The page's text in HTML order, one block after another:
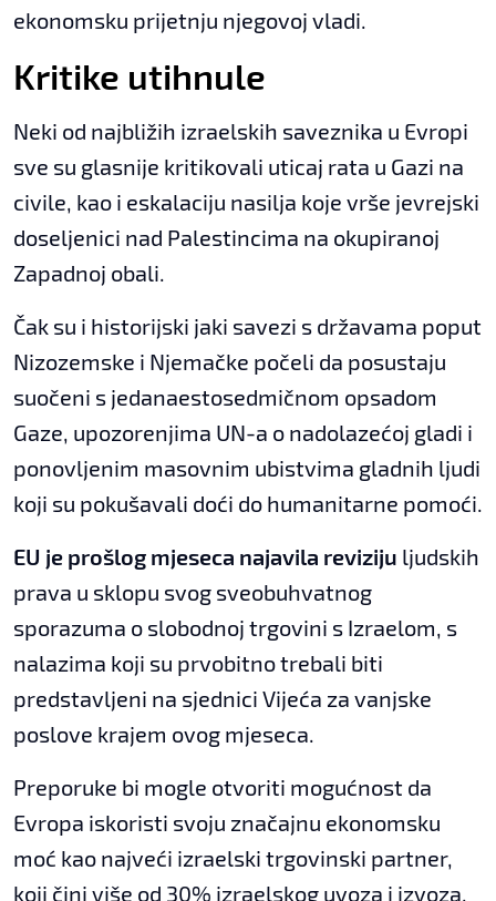
ekonomsku prijetnju njegovoj vladi.
Kritike utihnule
Neki od najbližih izraelskih saveznika u Evropi
sve su glasnije kritikovali uticaj rata u Gazi na
civile, kao i eskalaciju nasilja koje vrše jevrejski
doseljenici nad Palestincima na okupiranoj
Zapadnoj obali.
Čak su i historijski jaki savezi s državama poput
Nizozemske i Njemačke počeli da posustaju
suočeni s jedanaestosedmičnom opsadom
Gaze, upozorenjima UN-a o nadolazećoj gladi i
ponovljenim masovnim ubistvima gladnih ljudi
koji su pokušavali doći do humanitarne pomoći.
EU je prošlog mjeseca najavila reviziju ljudskih
prava u sklopu svog sveobuhvatnog
sporazuma o slobodnoj trgovini s Izraelom, s
nalazima koji su prvobitno trebali biti
predstavljeni na sjednici Vijeća za vanjske
poslove krajem ovog mjeseca.
Preporuke bi mogle otvoriti mogućnost da
Evropa iskoristi svoju značajnu ekonomsku
moć kao najveći izraelski trgovinski partner,
koji čini više od 30% izraelskog uvoza i izvoza.